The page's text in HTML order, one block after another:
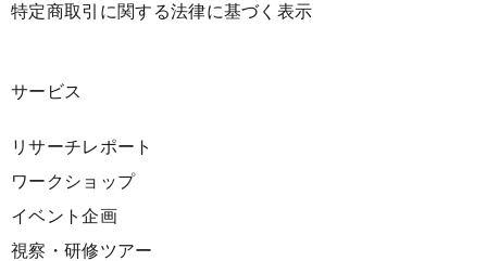
特定商取引に関する法律に基づく表示
サービス
リサーチレポート
ワークショップ
イベント企画
視察・研修ツアー